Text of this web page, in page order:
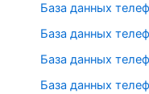
База данных
База данных
База данных
База данных